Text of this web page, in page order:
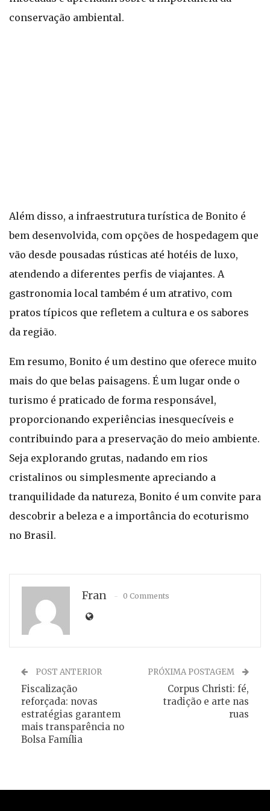
conservação ambiental.
Além disso, a infraestrutura turística de Bonito é
bem desenvolvida, com opções de hospedagem que
vão desde pousadas rústicas até hotéis de luxo,
atendendo a diferentes perfis de viajantes. A
gastronomia local também é um atrativo, com
pratos típicos que refletem a cultura e os sabores
da região.
Em resumo, Bonito é um destino que oferece muito
mais do que belas paisagens. É um lugar onde o
turismo é praticado de forma responsável,
proporcionando experiências inesquecíveis e
contribuindo para a preservação do meio ambiente.
Seja explorando grutas, nadando em rios
cristalinos ou simplesmente apreciando a
tranquilidade da natureza, Bonito é um convite para
descobrir a beleza e a importância do ecoturismo
no Brasil.
Fran 0 Comments
POST ANTERIOR
Fiscalização
reforçada: novas
estratégias garantem
mais transparência no
Bolsa Família
PRÓXIMA POSTAGEM
Corpus Christi: fé,
tradição e arte nas
ruas